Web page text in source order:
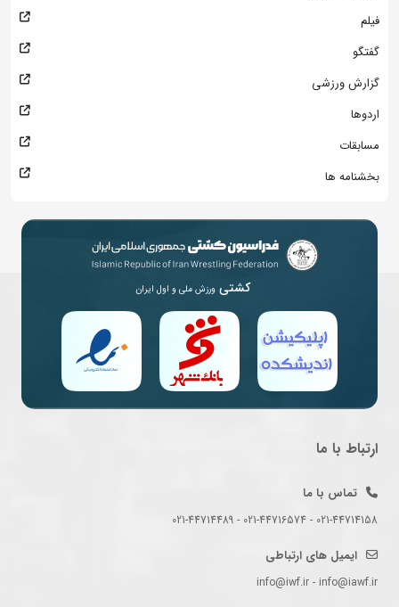
فیلم
گفتگو
گزارش ورزشی
اردوها
مسابقات
بخشنامه ها
کشتی ورزش ملی و اول ایران
ارتباط با ما
تماس با ما
021-44714158 - 021-44716574 - 021-44714489
ایمیل های ارتباطی
info@iwf.ir - info@iawf.ir